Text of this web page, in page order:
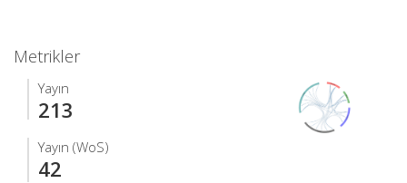
Metrikler
Yayın
213
Yayın (WoS)
42